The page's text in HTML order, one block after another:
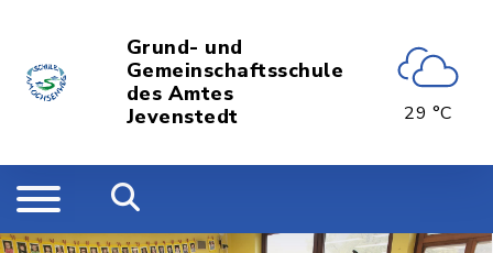
Grund- und
Gemeinschaftsschule
des Amtes
Jevenstedt
29 °C